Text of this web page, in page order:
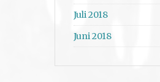
Juli 2018
Juni 2018